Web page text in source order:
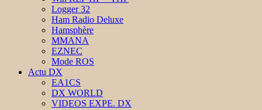
Logger 32
Ham Radio Deluxe
Hamsphère
MMANA
EZNEC
Mode ROS
Actu DX
EA1CS
DX WORLD
VIDEOS EXPE. DX